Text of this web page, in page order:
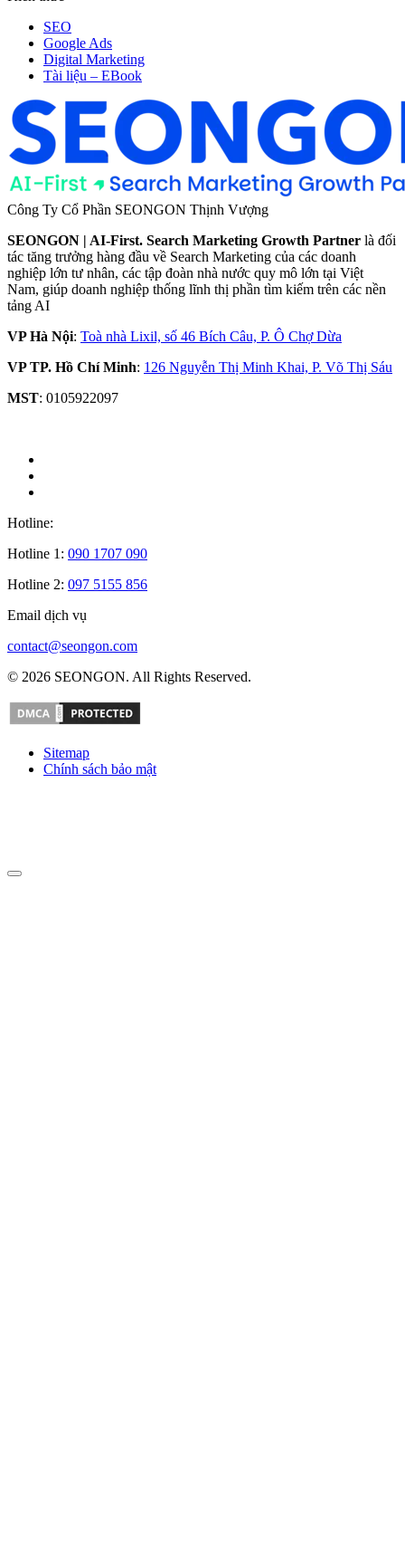
SEO
Google Ads
Digital Marketing
Tài liệu – EBook
Công Ty Cổ Phần SEONGON Thịnh Vượng
SEONGON | AI-First. Search Marketing Growth Partner là đối
tác tăng trưởng hàng đầu về Search Marketing của các doanh
nghiệp lớn tư nhân, các tập đoàn nhà nước quy mô lớn tại Việt
Nam, giúp doanh nghiệp thống lĩnh thị phần tìm kiếm trên các nền
tảng AI
VP Hà Nội: Toà nhà Lixil, số 46 Bích Câu, P. Ô Chợ Dừa
VP TP. Hồ Chí Minh: 126 Nguyễn Thị Minh Khai, P. Võ Thị Sáu
MST: 0105922097
Hotline:
Hotline 1: 090 1707 090
Hotline 2: 097 5155 856
Email dịch vụ
contact@seongon.com
© 2026 SEONGON. All Rights Reserved.
Sitemap
Chính sách bảo mật